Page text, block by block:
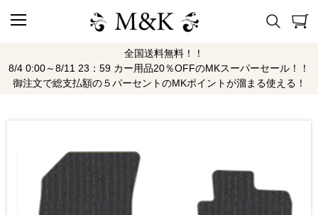
全国送料無料！！
8/4 0:00～8/11 23：59 カー用品20％OFFのMKスーパーセール！！
御注文で総支払額の５パーセントのMKポイントが溜まる使える！